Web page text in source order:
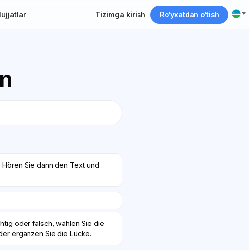
Tizimga kirish Ro‘yxatdan o‘tish
Sie dann den Text und
oder falsch, wählen Sie die
ergänzen Sie die Lücke.